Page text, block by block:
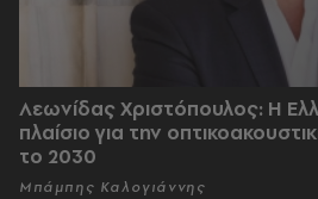
Λεωνίδας Χριστόπουλος: Η
πλαίσιο για την
το 2030
Μπάμπης Καλογιάννης